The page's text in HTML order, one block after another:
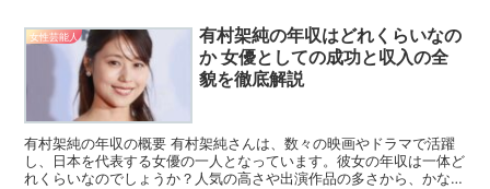
女性芸能人
有村架純の年収はどれくらいなの
か 女優としての成功と収入の全
貌を徹底解説
有村架純の年収の概要 有村架純さんは、数々の映画やドラマで活躍
し、日本を代表する女優の一人となっています。彼女の年収は一体ど
れくらいなのでしょうか？人気の高さや出演作品の多さから、かなり